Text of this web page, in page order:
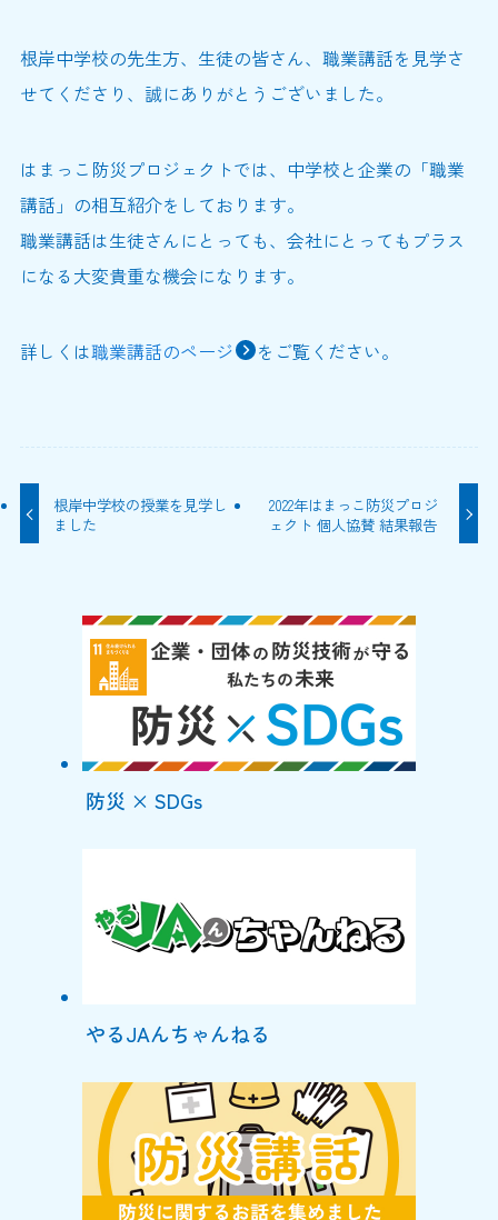
根岸中学校の先生方、生徒の皆さん、職業講話を見学さ
せてくださり、誠にありがとうございました。
はまっこ防災プロジェクトでは、中学校と企業の「職業
講話」の相互紹介をしております。
職業講話は生徒さんにとっても、会社にとってもプラス
になる大変貴重な機会になります。
詳しくは職業講話のページ をご覧ください。
根岸中学校の授業を見学し
ました
2022年はまっこ防災プロジ
ェクト 個人協賛 結果報告
防災 × SDGs
やるJAんちゃんねる